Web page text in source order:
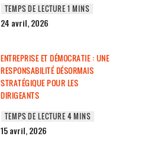
24 avril, 2026
ENTREPRISE ET DÉMOCRATIE : UNE
RESPONSABILITÉ DÉSORMAIS
STRATÉGIQUE POUR LES
DIRIGEANTS
15 avril, 2026